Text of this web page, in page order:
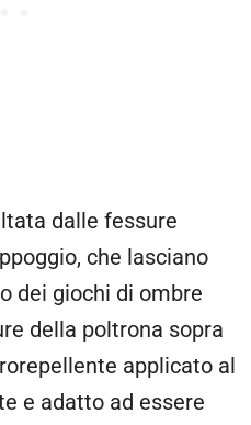
dalle fessure
che lasciano
dei giochi di ombre
della poltrona sopra
applicato al
e adatto ad essere